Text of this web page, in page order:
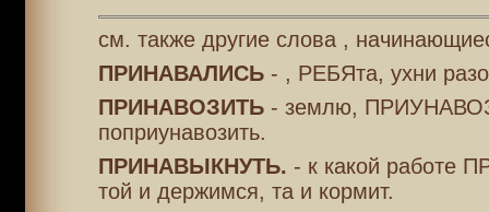
см. также другие слова ,
ПРИНАВАЛИСЬ- , РЕБЯта, ухни
ПРИНАВОЗИТЬ- землю,
поприунавозить.
ПРИНАВЫКНУТЬ. - к какой работе
той и держимся, та и кормит.